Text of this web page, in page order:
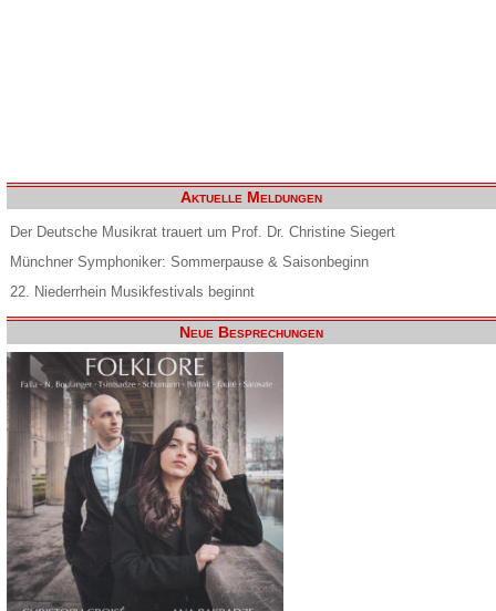
Aktuelle Meldungen
Der Deutsche Musikrat trauert um Prof. Dr. Christine Siegert
Münchner Symphoniker: Sommerpause & Saisonbeginn
22. Niederrhein Musikfestivals beginnt
Neue Besprechungen